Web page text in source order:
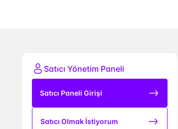
Satıcı Yönetim Paneli
Satıcı Paneli Girişi
Satıcı Olmak İstiyorum